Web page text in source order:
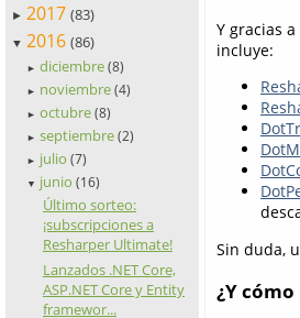
► 2017 (83)
▼ 2016 (86)
► diciembre (8)
► noviembre (4)
► octubre (8)
► septiembre (2)
► julio (7)
▼ junio (16)
Último sorteo:
¡subscripciones a
Resharper Ultimate!
Lanzados .NET Core,
ASP.NET Core y Entity
framewor...
Y gracias
incluye:
Sin duda,
¿Y